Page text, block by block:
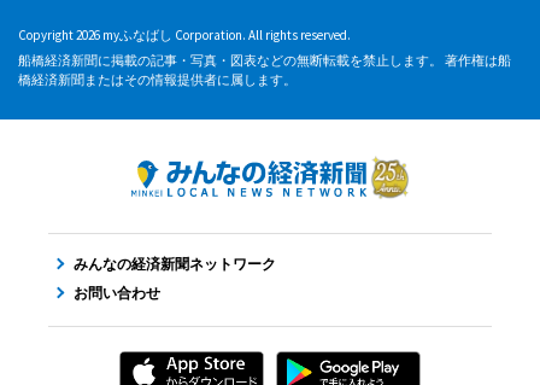
Copyright 2026 myふなばし Corporation. All rights reserved.
船橋経済新聞に掲載の記事・写真・図表などの無断転載を禁止します。 著作権は船
橋経済新聞またはその情報提供者に属します。
みんなの経済新聞ネットワーク
お問い合わせ